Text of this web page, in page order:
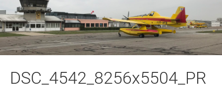
DSC_4542_8256x5504_PR